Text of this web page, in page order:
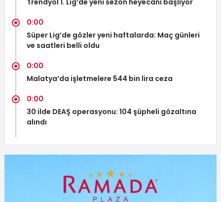
0:00
Süper Lig’de gözler yeni haftalarda: Maç günleri
ve saatleri belli oldu
0:00
Malatya’da işletmelere 544 bin lira ceza
0:00
30 ilde DEAŞ operasyonu: 104 şüpheli gözaltına
alındı